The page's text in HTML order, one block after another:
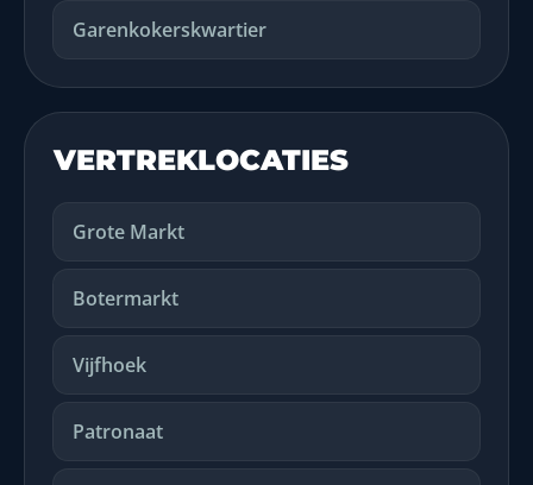
Garenkokerskwartier
VERTREKLOCATIES
Grote Markt
Botermarkt
Vijfhoek
Patronaat